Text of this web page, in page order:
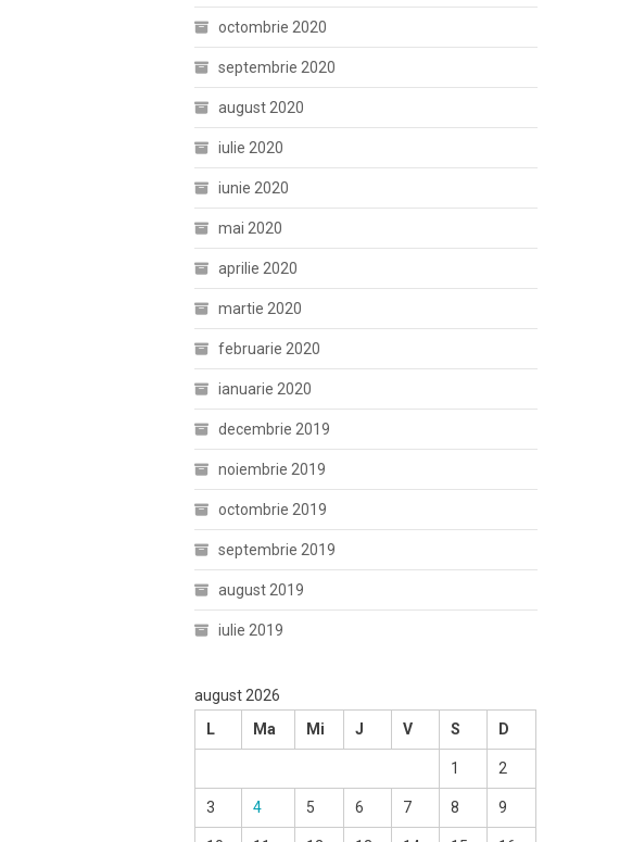
octombrie 2020
septembrie 2020
august 2020
iulie 2020
iunie 2020
mai 2020
aprilie 2020
martie 2020
februarie 2020
ianuarie 2020
decembrie 2019
noiembrie 2019
octombrie 2019
septembrie 2019
august 2019
iulie 2019
august 2026
L
Ma Mi J V S D
1 2
3 4 5 6 7 8 9